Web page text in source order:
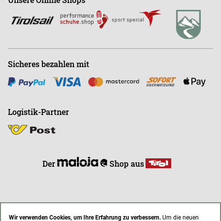
Wir verwenden Cookies, um Ihre Erfahrung zu verbessern. Um die neuen
Sicheres bezahlen mit
Logistik-Partner
Der Shop aus